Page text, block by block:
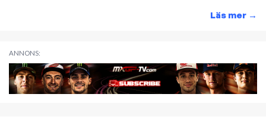
Läs mer →
ANNONS: